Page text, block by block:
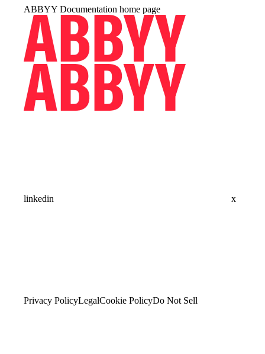
ABBYY Documentation home page
linkedin x
Privacy PolicyLegalCookie PolicyDo Not Sell